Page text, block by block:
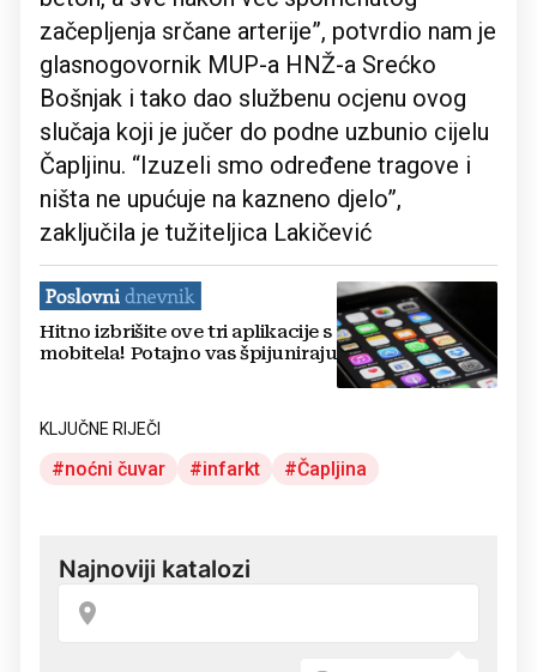
začepljenja srčane arterije”, potvrdio nam je
glasnogovornik MUP-a HNŽ-a Srećko
Bošnjak i tako dao službenu ocjenu ovog
slučaja koji je jučer do podne uzbunio cijelu
Čapljinu. “Izuzeli smo određene tragove i
ništa ne upućuje na kazneno djelo”,
zaključila je tužiteljica Lakičević
Hitno izbrišite ove tri aplikacije s
mobitela! Potajno vas špijuniraju
KLJUČNE RIJEČI
noćni čuvar infarkt Čapljina